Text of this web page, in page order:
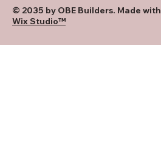
© 2035 by OBE Builders. Made with
Wix Studio™